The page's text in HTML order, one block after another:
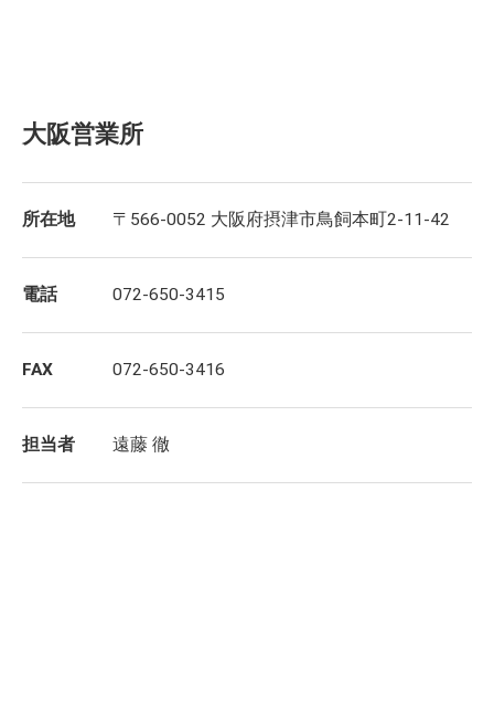
大阪営業所
所在地 〒566-0052 大阪府摂津市鳥飼本町2-11-42
電話 072-650-3415
FAX 072-650-3416
担当者 遠藤 徹